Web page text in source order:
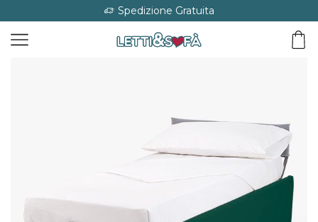
Spedizione Gratuita